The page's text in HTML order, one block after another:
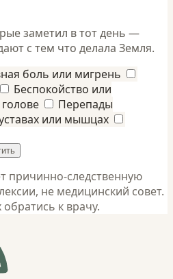
заметил в тот день —
с тем что делала Земля.
боль или мигрень
Беспокойство или
Перепады
или мышцах
причинно-следственную
не медицинский совет.
к врачу.